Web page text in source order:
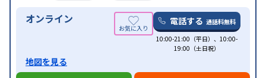
オンライン 電話する 通話料無料
10:00-21:00（平日）、10:00-
19:00（土日祝）
地図を見る